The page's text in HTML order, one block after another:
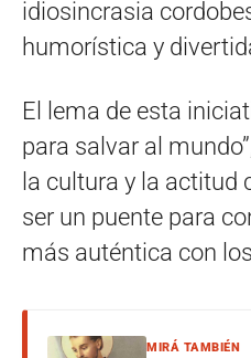
idiosincrasia
humorística y
El lema de esta
para salvar al
la cultura y la actitud
ser un puente para
más auténtica con
MIRÁ TAMBIÉN